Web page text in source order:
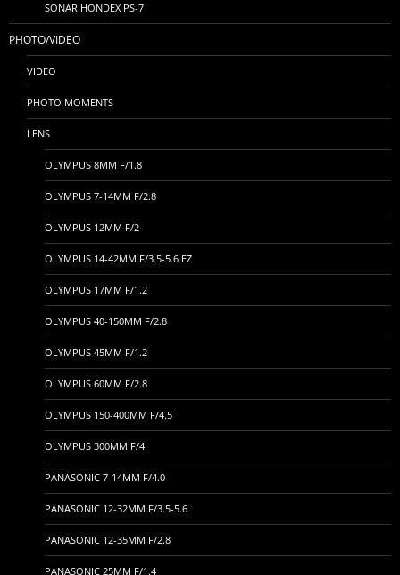
SONAR HONDEX PS-7
PHOTO/VIDEO
VIDEO
PHOTO MOMENTS
LENS
OLYMPUS 8MM F/1.8
OLYMPUS 7-14MM F/2.8
OLYMPUS 12MM F/2
OLYMPUS 14-42MM F/3.5-5.6 EZ
OLYMPUS 17MM F/1.2
OLYMPUS 40-150MM F/2.8
OLYMPUS 45MM F/1.2
OLYMPUS 60MM F/2.8
OLYMPUS 150-400MM F/4.5
OLYMPUS 300MM F/4
PANASONIC 7-14MM F/4.0
PANASONIC 12-32MM F/3.5-5.6
PANASONIC 12-35MM F/2.8
PANASONIC 25MM F/1.4